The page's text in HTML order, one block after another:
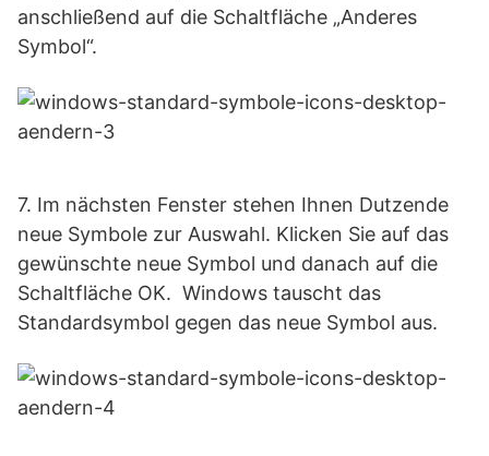
anschließend auf die Schaltfläche „Anderes
Symbol“.
7. Im nächsten Fenster stehen Ihnen Dutzende
neue Symbole zur Auswahl. Klicken Sie auf das
gewünschte neue Symbol und danach auf die
Schaltfläche OK. Windows tauscht das
Standardsymbol gegen das neue Symbol aus.